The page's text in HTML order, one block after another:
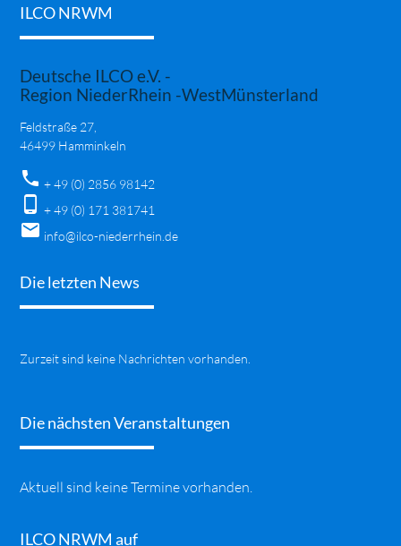
ILCO NRWM
Deutsche ILCO e.V. -
Region NiederRhein -WestMünsterland
Feldstraße 27,
46499 Hamminkeln
phone + 49 (0) 2856 98142
phone_android + 49 (0) 171 381741
mail info@ilco-niederrhein.de
Die letzten News
Zurzeit sind keine Nachrichten vorhanden.
Die nächsten Veranstaltungen
Aktuell sind keine Termine vorhanden.
ILCO NRWM auf